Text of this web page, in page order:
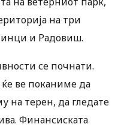
на три
и Радовиш.
се почнати.
ве поканиме да
на терен, да гледате
Финансиската